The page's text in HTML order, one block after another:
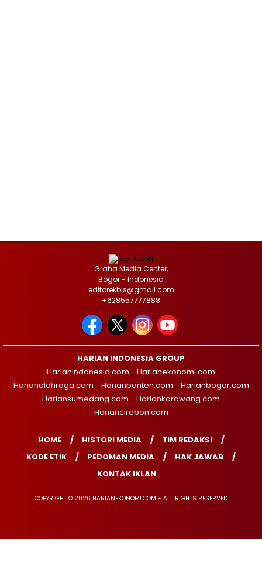
Graha Media Center,
Bogor - Indonesia
editorekbis@gmail.com
+628557777888
HARIAN INDONESIA GROUP
Harianindonesia.com
Harianekonomi.com
Harianolahraga.com
Harianbanten.com
Harianbogor.com
Hariansumedang.com
Hariankarawang.com
Hariancirebon.com
HOME HISTORI MEDIA
TIM REDAKSI
KODE ETIK
PEDOMAN MEDIA
HAK JAWAB
KONTAK IKLAN
COPYRIGHT © 2026 HARIANEKONOMI.COM - ALL RIGHTS RESERVED